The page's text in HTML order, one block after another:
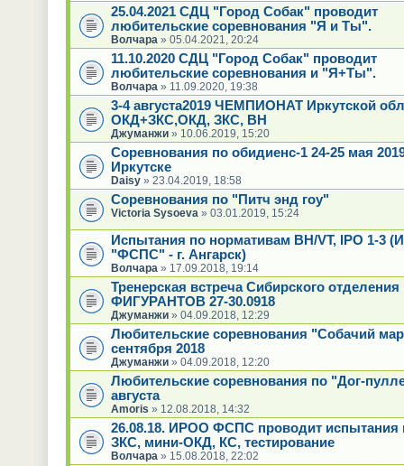
25.04.2021 СДЦ "Город Собак" проводит
любительские соревнования "Я и Ты".
Волчара » 05.04.2021, 20:24
11.10.2020 СДЦ "Город Собак" проводит
любительские соревнования и "Я+Ты".
Волчара » 11.09.2020, 19:38
3-4 августа2019 ЧЕМПИОНАТ Иркутской
ОКД+ЗКС,ОКД, ЗКС, ВН
Джуманжи» 10.06.2019, 15:20
Соревнования по обидиенс-1 24-25 мая
Иркутске
Daisy» 23.04.2019, 18:58
Соревнования по "Питч энд гоу"
Victoria Sysoeva » 03.01.2019, 15:24
Испытания по нормативам BH/VT, IPO 1-3
"ФСПС" - г. Ангарск)
Волчара » 17.09.2018, 19:14
Тренерская встреча Сибирского
ФИГУРАНТОВ 27-30.0918
Джуманжи» 04.09.2018, 12:29
Любительские соревнования "Собачий
сентября 2018
Джуманжи» 04.09.2018, 12:20
Любительские соревнования по "Дог-
августа
Amoris » 12.08.2018, 14:32
26.08.18. ИРОО ФСПС проводит испытания
ЗКС, мини-ОКД, КС, тестирование
Волчара » 15.08.2018, 22:02